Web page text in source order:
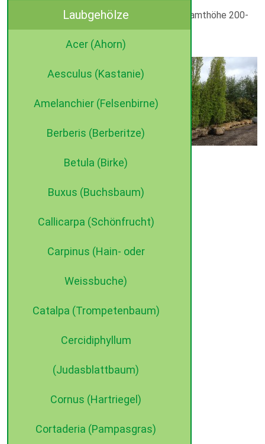
Halbstamm, Sta C 20, Sth. 150-160 cm, Gesamthöhe 200-
250
Verfügbare Größen:
250- 300 cm, Sol C 35
Hochstamm, St.U. 25- 30 cm, mDb
Carpinus betulus 'Lucas'
250- 300 cm, Sol C 35
Laubgehölze
Acer (Ahorn)
Aesculus (Kastanie)
Amelanchier (Felsenbirne)
Berberis (Berberitze)
Betula (Birke)
Buxus (Buchsbaum)
Callicarpa (Schönfrucht)
Carpinus (Hain- oder
Weissbuche)
Catalpa (Trompetenbaum)
Cercidiphyllum
(Judasblattbaum)
Cornus (Hartriegel)
Cortaderia (Pampasgras)
©2015 dehne internet